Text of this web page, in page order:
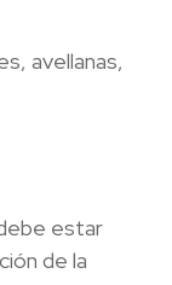
avellanas,
estar
de la